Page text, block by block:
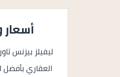
أسعار
ليفيلز بيزنس
العقاري بأفضل